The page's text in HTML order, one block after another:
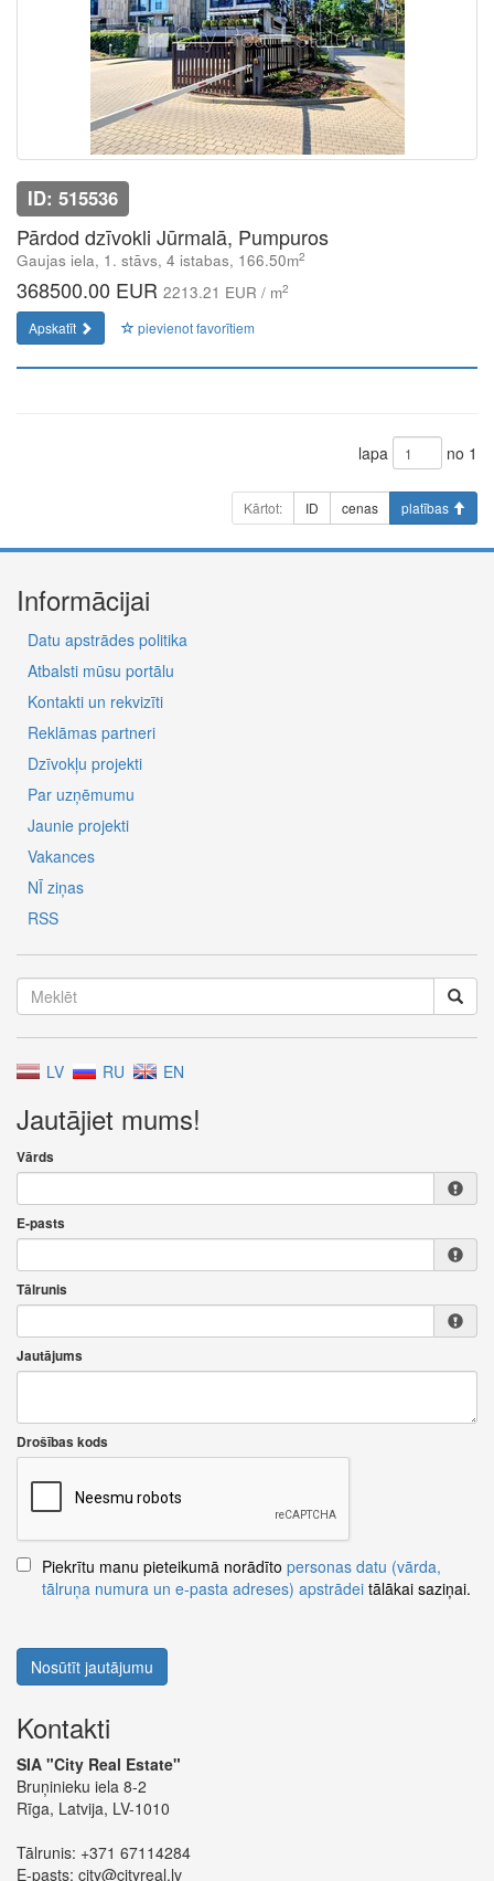
ID: 515536
Pārdod dzīvokli Jūrmalā, Pumpuros
Gaujas iela, 1. stāvs, 4 istabas, 166.50m2
368500.00 EUR 2213.21 EUR / m2
Apskatīt pievienot favorītiem
lapa no 1
Kārtot: ID cenas platības
Informācijai
Datu apstrādes politika
Atbalsti mūsu portālu
Kontakti un rekvizīti
Reklāmas partneri
Dzīvokļu projekti
Par uzņēmumu
Jaunie projekti
Vakances
NĪ ziņas
RSS
LV RU EN
Jautājiet mums!
Vārds
E-pasts
Tālrunis
Jautājums
Drošības kods
Piekrītu manu pieteikumā norādīto personas datu (vārda,
tālruņa numura un e-pasta adreses) apstrādei tālākai saziņai.
Nosūtīt jautājumu
Kontakti
SIA "City Real Estate"
Bruņinieku iela 8-2
Rīga, Latvija, LV-1010
Tālrunis: +371 67114284
E-pasts: city@cityreal.lv